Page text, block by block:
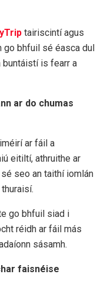
tairiscintí agus
go bhfuil sé éasca dul
buntáistí is fearr a
ar do chumas
ar fáil a
eitiltí, athruithe ar
seo an taithí iomlán
go bhfuil siad i
réidh ar fáil más
sásamh.
faisnéise